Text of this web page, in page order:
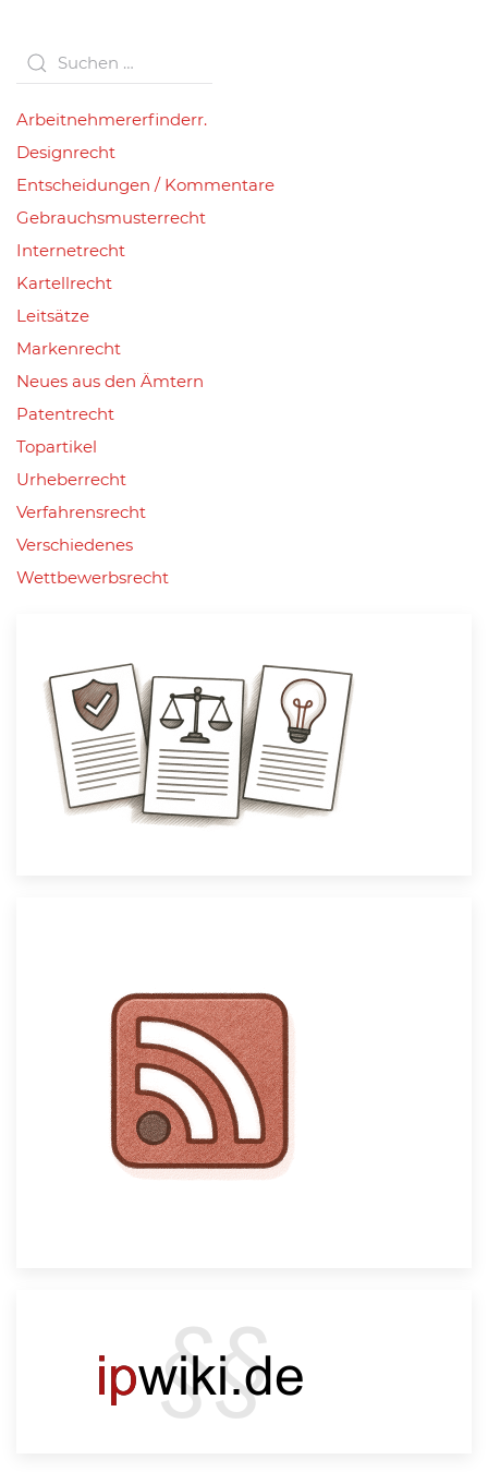
Arbeitnehmererfinderr.
Designrecht
Entscheidungen / Kommentare
Gebrauchsmusterrecht
Internetrecht
Kartellrecht
Leitsätze
Markenrecht
Neues aus den Ämtern
Patentrecht
Topartikel
Urheberrecht
Verfahrensrecht
Verschiedenes
Wettbewerbsrecht